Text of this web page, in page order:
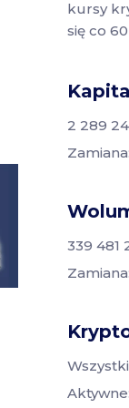
kursy
się co
2 289
Zamiana:
339 481
Zamiana: